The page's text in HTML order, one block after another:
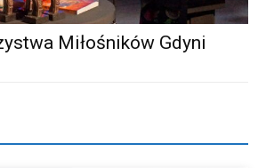
Miłośników Gdyni